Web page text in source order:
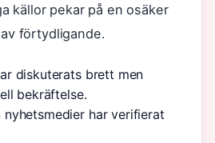
källor pekar på en osäker
förtydligande.
diskuterats brett men
bekräftelse.
nyhetsmedier har verifierat